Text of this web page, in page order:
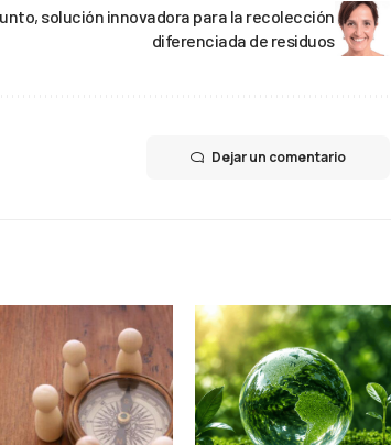
solución innovadora para la recolección
diferenciada de residuos
Dejar un comentario